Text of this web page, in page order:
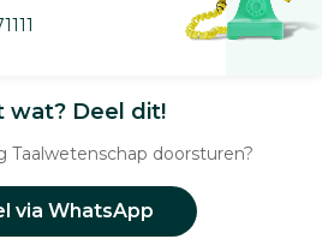
wat? Deel dit!
Taalwetenschap doorsturen?
via WhatsApp